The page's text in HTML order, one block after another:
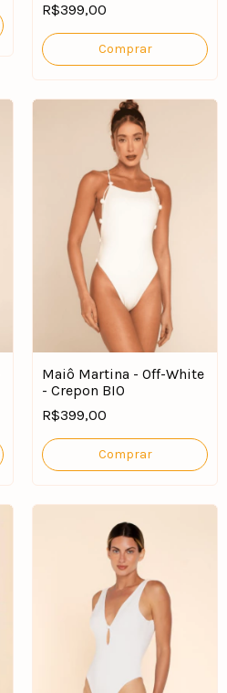
R$399,00
Comprar
Maiô Martina - Off-White
- Crepon BIO
R$399,00
Comprar